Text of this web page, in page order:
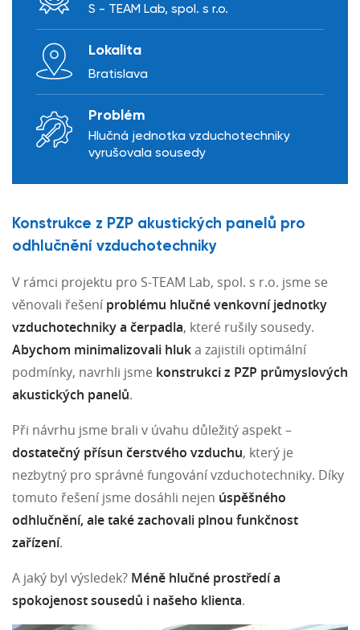
S - TEAM Lab, spol. s r.o.
Lokalita
Bratislava
Problém
Hlučná jednotka vzduchotechniky
vyrušovala sousedy
Konstrukce z PZP akustických panelů pro
odhlučnění vzduchotechniky
V rámci projektu pro S-TEAM Lab, spol. s r.o. jsme se
věnovali řešení problému hlučné venkovní jednotky
vzduchotechniky a čerpadla, které rušily sousedy.
Abychom minimalizovali hluka zajistili optimální
podmínky, navrhli jsme konstrukci z PZP průmyslových
akustických panelů.
Při návrhu jsme brali v úvahu důležitý aspekt –
dostatečný přísun čerstvého vzduchu, který je
nezbytný pro správné fungování vzduchotechniky. Díky
tomuto řešení jsme dosáhli nejen úspěšného
odhlučnění, ale také zachovali plnou funkčnost
zařízení.
A jaký byl výsledek? Méně hlučné prostředí a
spokojenost sousedů i našeho klienta.